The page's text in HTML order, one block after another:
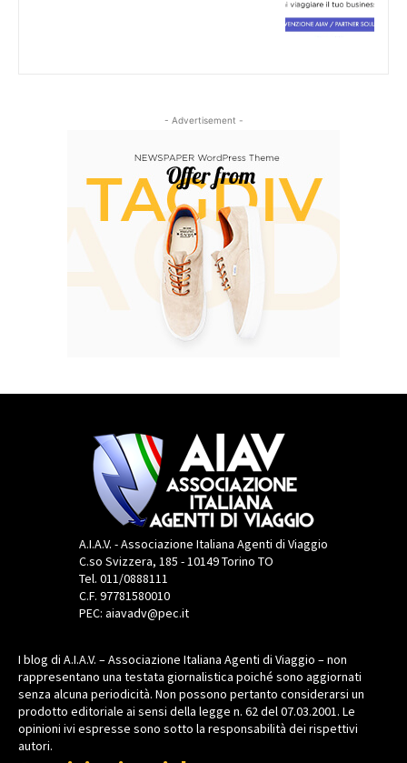
- Advertisement -
A.I.A.V. - Associazione Italiana Agenti di Viaggio
C.so Svizzera, 185 - 10149 Torino TO
Tel. 011/0888111
C.F. 97781580010
PEC: aiavadv@pec.it
I blog di A.I.A.V. – Associazione Italiana Agenti di Viaggio – non
rappresentano una testata giornalistica poiché sono aggiornati
senza alcuna periodicità. Non possono pertanto considerarsi un
prodotto editoriale ai sensi della legge n. 62 del 07.03.2001. Le
opinioni ivi espresse sono sotto la responsabilità dei rispettivi
autori.